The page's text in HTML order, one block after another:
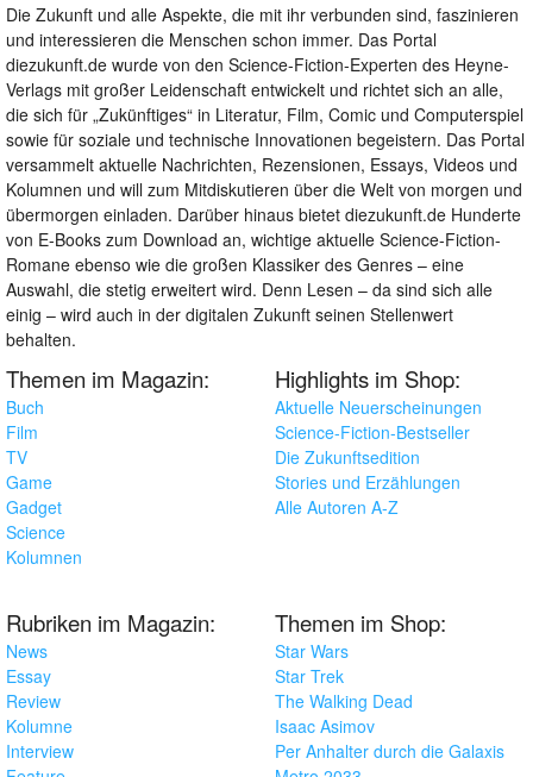
Die Zukunft und alle Aspekte, die mit ihr verbunden sind, faszinieren
und interessieren die Menschen schon immer. Das Portal
diezukunft.de wurde von den Science-Fiction-Experten des Heyne-
Verlags mit großer Leidenschaft entwickelt und richtet sich an alle,
die sich für „Zukünftiges“ in Literatur, Film, Comic und Computerspiel
sowie für soziale und technische Innovationen begeistern. Das Portal
versammelt aktuelle Nachrichten, Rezensionen, Essays, Videos und
Kolumnen und will zum Mitdiskutieren über die Welt von morgen und
übermorgen einladen. Darüber hinaus bietet diezukunft.de Hunderte
von E-Books zum Download an, wichtige aktuelle Science-Fiction-
Romane ebenso wie die großen Klassiker des Genres – eine
Auswahl, die stetig erweitert wird. Denn Lesen – da sind sich alle
einig – wird auch in der digitalen Zukunft seinen Stellenwert
behalten.
Themen im Magazin:
Buch
Film
TV
Game
Gadget
Science
Kolumnen
Highlights im Shop:
Aktuelle Neuerscheinungen
Science-Fiction-Bestseller
Die Zukunftsedition
Stories und Erzählungen
Alle Autoren A-Z
Rubriken im Magazin:
News
Essay
Review
Kolumne
Interview
Themen im Shop:
Star Wars
Star Trek
The Walking Dead
Isaac Asimov
Per Anhalter durch die Galaxis